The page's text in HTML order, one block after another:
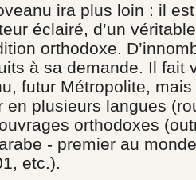
ira plus loin : il
éclairé, d’un
orthodoxe.
à sa demande. Il fait
futur Métropolite,
en plusieurs langues
orthodoxes
- premier au
etc.).